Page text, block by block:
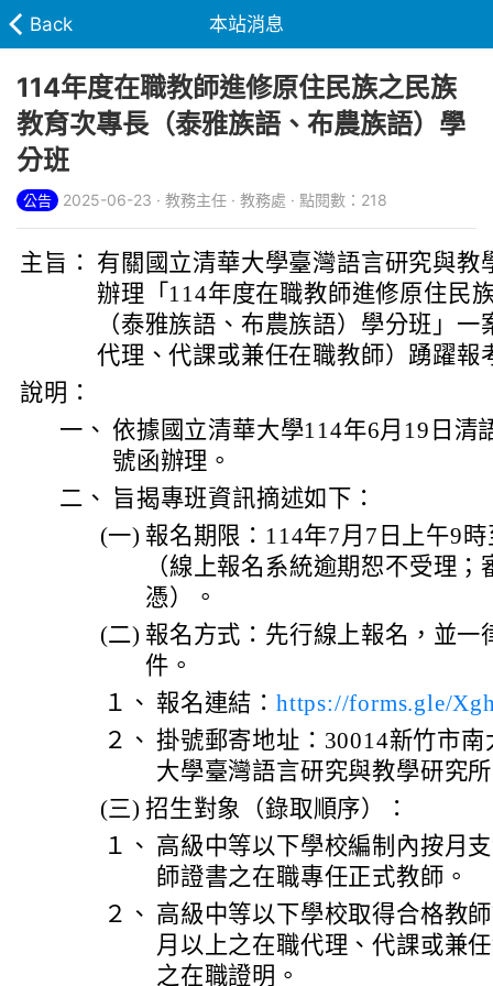
Back 本站消息
114年度在職教師進修原住民族之民族
教育次專長（泰雅族語、布農族語）學
分班
公告 2025-06-23 · 教務主任 · 教務處 · 點閱數：218
主旨： 有關國立清華大學臺灣語言研究與教
辦理「114年度在職教師進修原住民
（泰雅族語、布農族語）學分班」
代理、代課或兼任在職教師）踴躍報
說明：
一、 依據國立清華大學114年6月19日清
號函辦理。
二、 旨揭專班資訊摘述如下：
(一) 報名期限：114年7月7日上午9
（線上報名系統逾期恕不受理
憑）。
(二) 報名方式：先行線上報名，並一
件。
１、 報名連結： https://forms.gle/
２、 掛號郵寄地址：30014新竹市
大學臺灣語言研究與教學研究
(三) 招生對象（錄取順序）：
１、 高級中等以下學校編制內按月
師證書之在職專任正式教師。
２、 高級中等以下學校取得合格教
月以上之在職代理、代課或兼
之在職證明。